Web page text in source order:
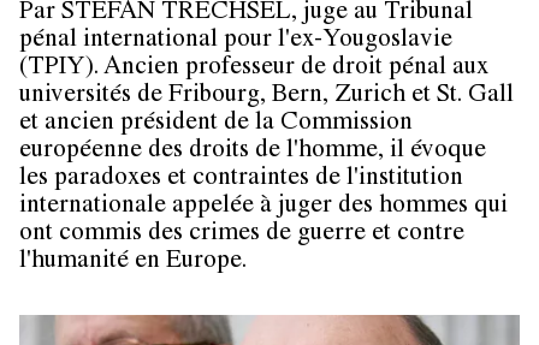
Par STEFAN TRECHSEL, juge au Tribunal
pénal international pour l'ex-Yougoslavie
(TPIY). Ancien professeur de droit pénal aux
universités de Fribourg, Bern, Zurich et St. Gall
et ancien président de la Commission
européenne des droits de l'homme, il évoque
les paradoxes et contraintes de l'institution
internationale appelée à juger des hommes qui
ont commis des crimes de guerre et contre
l'humanité en Europe.